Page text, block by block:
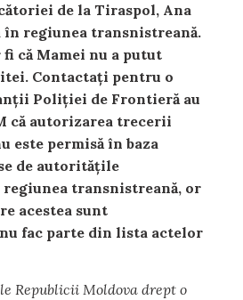
de la Tiraspol, Ana
în regiunea transnistreană.
că Mamei nu a putut
Contactați pentru o
Poliției de Frontieră au
că autorizarea trecerii
este permisă în baza
de autoritățile
transnistreană, or
acestea sunt
fac parte din lista actelor
Republicii Moldova drept o